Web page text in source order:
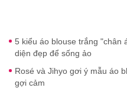
5 kiểu áo blouse trắng "chân
diện đẹp để sống ảo
Rosé và Jihyo gơi ý mẫu áo
gợi cảm